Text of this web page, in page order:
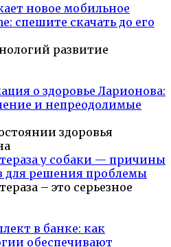
новое мобильное
спешите скачать до его
развитие
о здоровье Ларионова:
и непреодолимые
здоровья
у собаки — причины
для решения проблемы
– это серьезное
в банке: как
обеспечивают